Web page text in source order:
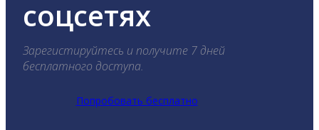
соцсетях
Зарегистируйтесь и получите 7 дней
бесплатного доступа.
Попробовать бесплатно